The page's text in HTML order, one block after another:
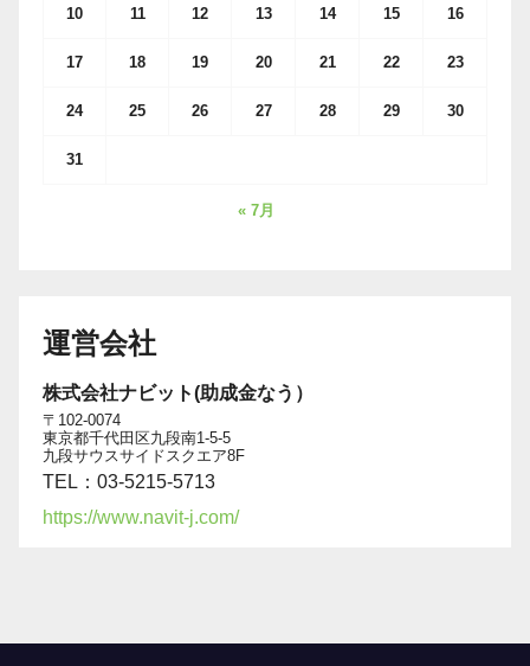
10 11 12 13 14 15 16
17 18 19 20 21 22 23
24 25 26 27 28 29 30
31
« 7月
運営会社
株式会社ナビット(助成金なう）
〒102-0074
東京都千代田区九段南1-5-5
九段サウスサイドスクエア8F
TEL：03-5215-5713
https://www.navit-j.com/